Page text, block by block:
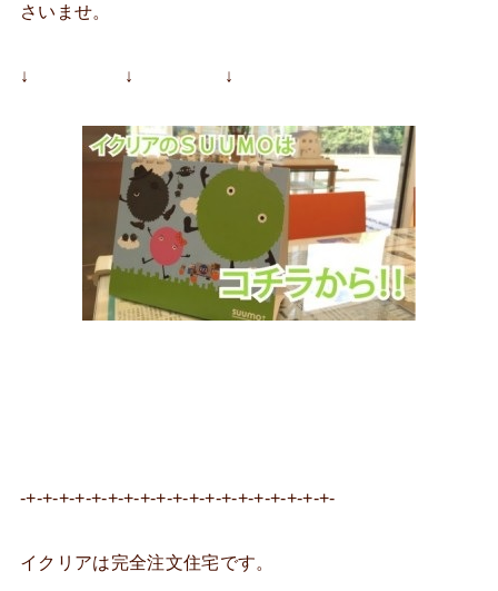
さいませ。
↓ ↓ ↓
-+-+-+-+-+-+-+-+-+-+-+-+-+-+-+-+-+-+-+-
イクリアは完全注文住宅です。